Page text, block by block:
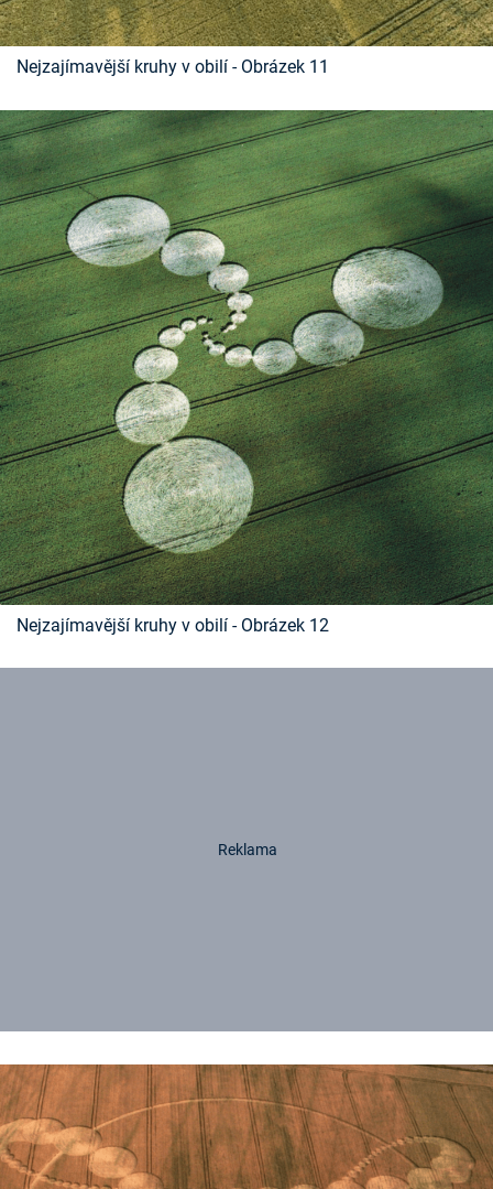
Nejzajímavější kruhy v obilí - Obrázek 11
Nejzajímavější kruhy v obilí - Obrázek 12